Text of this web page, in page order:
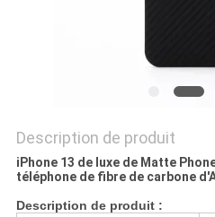
Description de produit
iPhone 13 de luxe de Matte
téléphone de fibre de carbone
Description de produit :